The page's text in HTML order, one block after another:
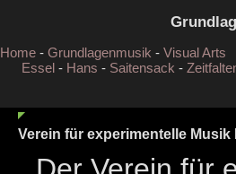
Home- Grundlagenmusik - Visual Arts
Essel - Hans - Saitensack -
Verein für experimentelle Musik